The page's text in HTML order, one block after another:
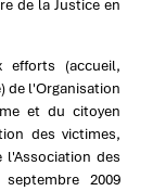
de la Justice en
(accueil,
de l'Organisation
et du citoyen
des victimes,
l'Association des
2009